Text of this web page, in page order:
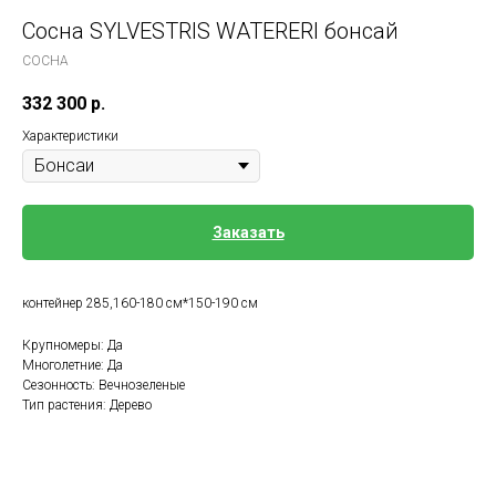
Сосна SYLVESTRIS WATERERI бонсай
СОСНА
332 300 р.
Характеристики
Заказать
контейнер 285,160-180 см*150-190 см
Крупномеры: Да
Многолетние: Да
Сезонность: Вечнозеленые
Тип растения: Дерево